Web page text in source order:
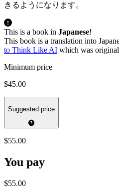
きるようになります。
This is a book in Japanese!
This book is a translation into
to Think Like AI which was
Minimum price
$45.00
Suggested price
$55.00
You pay
$55.00